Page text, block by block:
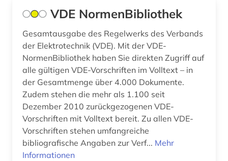
VDE NormenBibliothek
Gesamtausgabe des Regelwerks des Verbands
der Elektrotechnik (VDE). Mit der VDE-
NormenBibliothek haben Sie direkten Zugriff auf
alle gültigen VDE-Vorschriften im Volltext – in
der Gesamtmenge über 4.000 Dokumente.
Zudem stehen die mehr als 1.100 seit
Dezember 2010 zurückgezogenen VDE-
Vorschriften mit Volltext bereit. Zu allen VDE-
Vorschriften stehen umfangreiche
bibliografische Angaben zur Verf... Mehr
Informationen